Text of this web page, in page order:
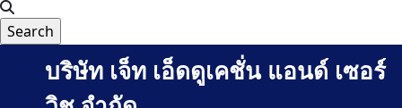
บริษัท เจ็ท เอ็ดดูเคชั่น แอนด์ เซอร์